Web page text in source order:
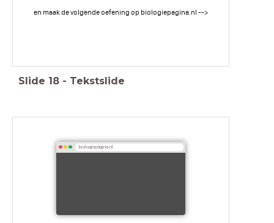
en maak de volgende oefening op biologiepagina.nl -->
Slide 18 - Tekstslide
biologiepagina.nl